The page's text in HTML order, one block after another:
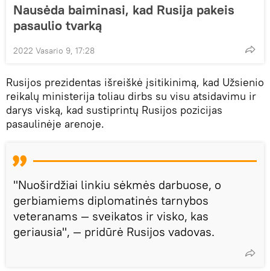
Nausėda baiminasi, kad Rusija pakeis
pasaulio tvarką
2022 Vasario 9, 17:28
Rusijos prezidentas išreiškė įsitikinimą, kad Užsienio
reikalų ministerija toliau dirbs su visu atsidavimu ir
darys viską, kad sustiprintų Rusijos pozicijas
pasaulinėje arenoje.
"Nuoširdžiai linkiu sėkmės darbuose, o
gerbiamiems diplomatinės tarnybos
veteranams — sveikatos ir visko, kas
geriausia", — pridūrė Rusijos vadovas.